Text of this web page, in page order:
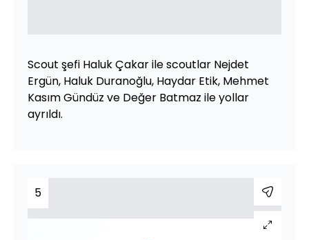
Scout şefi Haluk Çakar ile scoutlar Nejdet
Ergün, Haluk Duranoğlu, Haydar Etik, Mehmet
Kasım Gündüz ve Değer Batmaz ile yollar
ayrıldı.
5